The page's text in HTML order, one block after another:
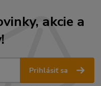
akcie a
Prihlásiť sa